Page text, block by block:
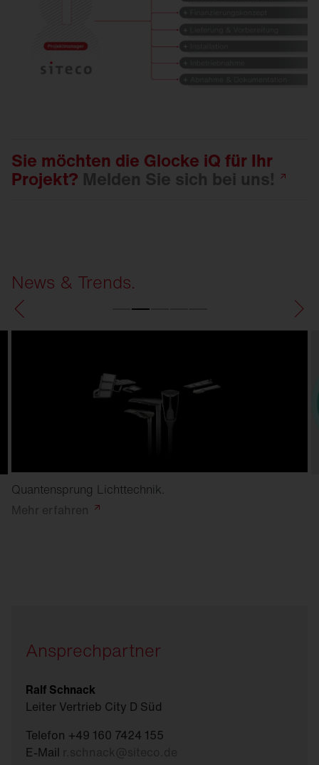
Sie möchten die Glocke iQ für Ihr
Projekt? Melden Sie sich bei uns!
News & Trends.
Quantensprung Lichttechnik.
Mehr erfahren
Ansprechpartner
Ralf Schnack
Leiter Vertrieb City D Süd
Telefon +49 160 7424 155
E-Mail